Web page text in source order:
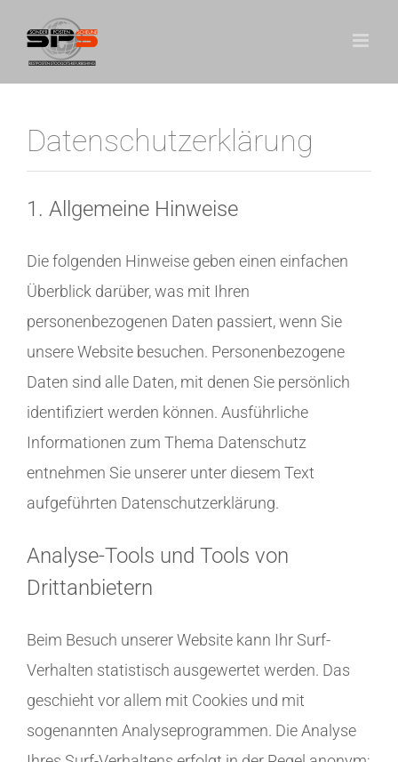
Inhalt
Datenschutzerklärung
1. Allgemeine Hinweise
Die folgenden Hinweise geben einen einfachen
Überblick darüber, was mit Ihren
personenbezogenen Daten passiert, wenn Sie
unsere Website besuchen. Personenbezogene
Daten sind alle Daten, mit denen Sie persönlich
identifiziert werden können. Ausführliche
Informationen zum Thema Datenschutz
entnehmen Sie unserer unter diesem Text
aufgeführten Datenschutzerklärung.
Analyse-Tools und Tools von
Drittanbietern
Beim Besuch unserer Website kann Ihr Surf-
Verhalten statistisch ausgewertet werden. Das
geschieht vor allem mit Cookies und mit
sogenannten Analyseprogrammen. Die Analyse